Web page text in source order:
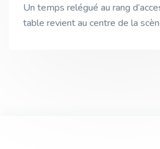
Un temps relégué au rang
table revient au centre de la